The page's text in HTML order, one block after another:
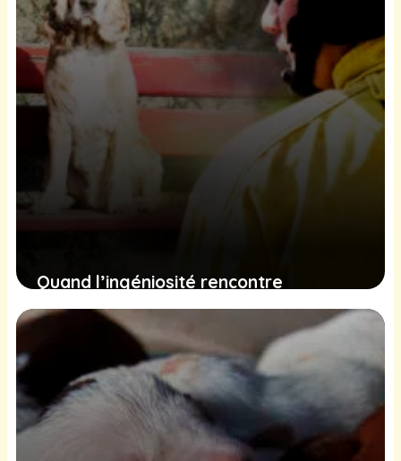
Quand l’ingéniosité rencontre
l’urgence : le sauvetage émouvant
d’un Labrador piégé dans un parc
23 janvier 2025